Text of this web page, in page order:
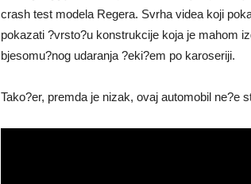
crash test modela Regera. Svrha videa koji
pokazati ?vrsto?u konstrukcije koja je mahom
bjesomu?nog udaranja ?eki?em po karoseriji.
Tako?er, premda je nizak, ovaj automobil ne?e